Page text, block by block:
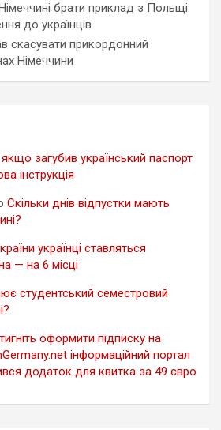
брати приклад з Польщі.
до українців
скасувати прикордонний
Німеччини
загубив український паспорт
інструкція
Скільки днів відпустки мають
українці ставляться
— на 6 місці
студентський семестровий
оформити підписку на
інформаційний портал
додаток для квитка за 49 євро